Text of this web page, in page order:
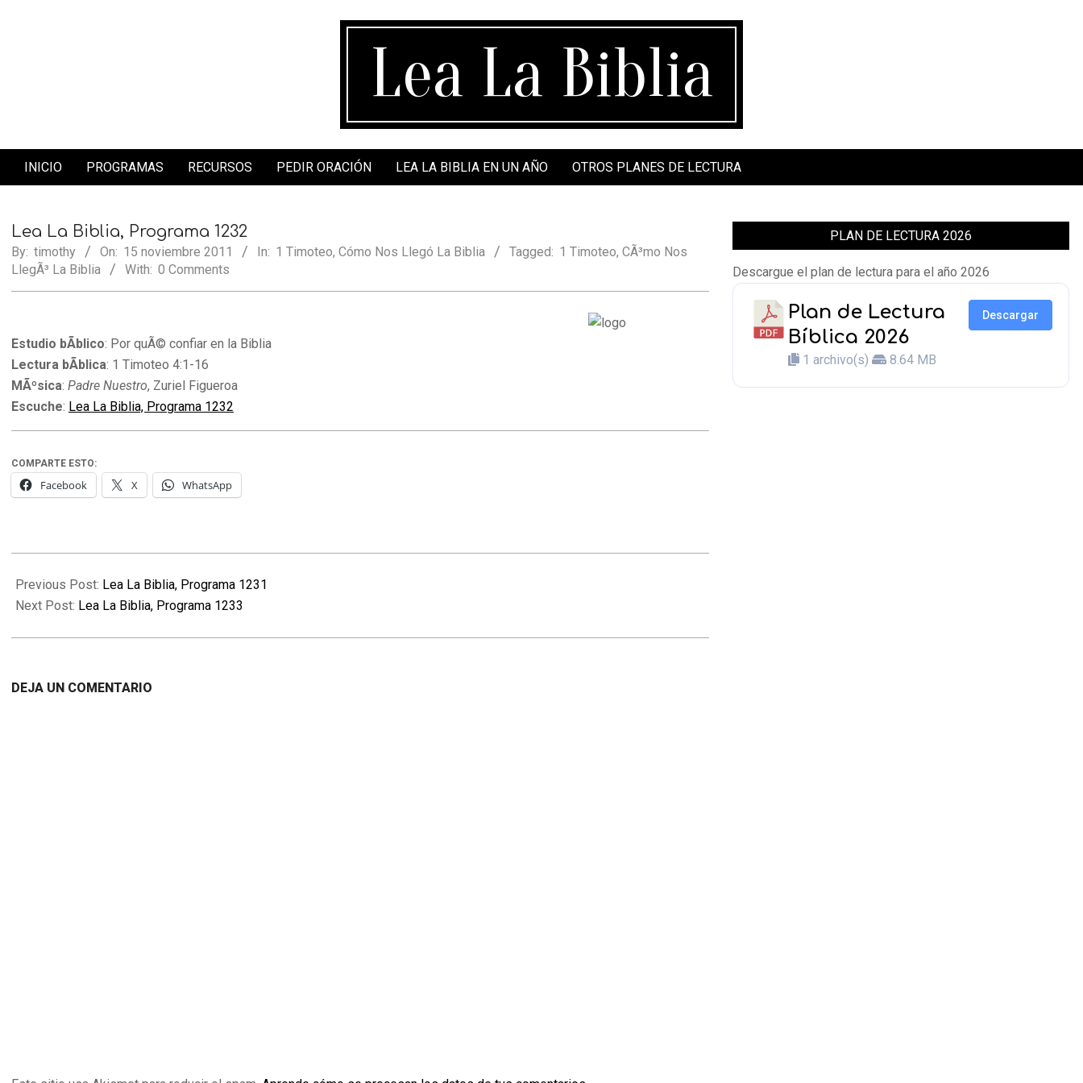
Lea La Biblia
Secondary
INICIO PROGRAMAS RECURSOS PEDIR ORACIÓN LEA LA BIBLIA EN UN AÑO OTROS PLANES DE LECTURA
Lea La Biblia, Programa 1232
By: timothy On: 15 noviembre 2011 In: 1 Timoteo, Cómo Nos Llegó La Biblia Tagged: 1 Timoteo, CÃ³mo Nos
LlegÃ³ La Biblia
With: 0 Comments
Estudio bÃ­blico: Por quÃ© confiar en la Biblia
Lectura bÃ­blica: 1 Timoteo 4:1-16
MÃºsica: Padre Nuestro, Zuriel Figueroa
Escuche: Lea La Biblia, Programa 1232
COMPARTE ESTO:
Facebook X WhatsApp
11-
15
Previous Post: Lea La Biblia, Programa 1231
Next Post: Lea La Biblia, Programa 1233
DEJA UN COMENTARIO
PLAN DE LECTURA 2026
Descargue el plan de lectura para el año 2026
Plan de Lectura
Bíblica 2026
1 archivo(s) 8.64 MB
Descargar